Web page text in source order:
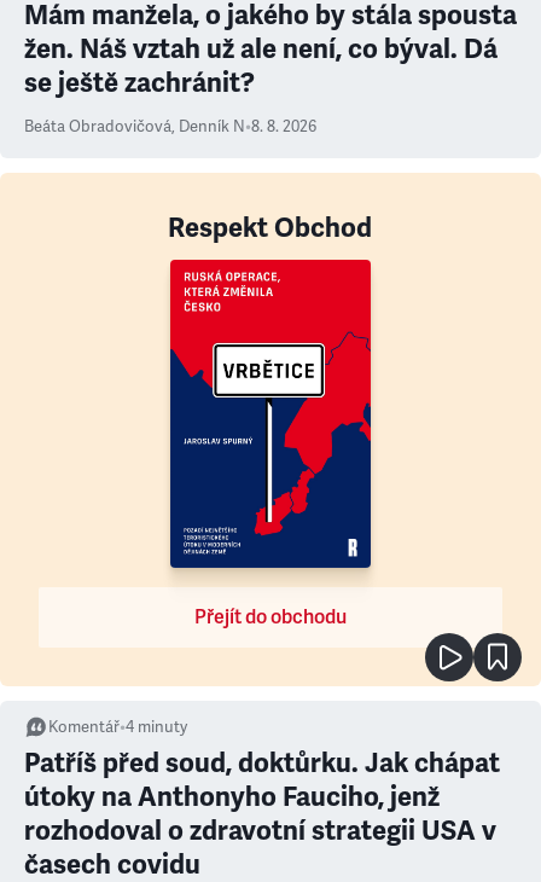
Mám manžela, o jakého by stála spousta
žen. Náš vztah už ale není, co býval. Dá
se ještě zachránit?
Beáta Obradovičová, Denník N•8. 8. 2026
Respekt Obchod
Přejít do obchodu
Komentář•4 minuty
Patříš před soud, doktůrku. Jak chápat
útoky na Anthonyho Fauciho, jenž
rozhodoval o zdravotní strategii USA v
časech covidu